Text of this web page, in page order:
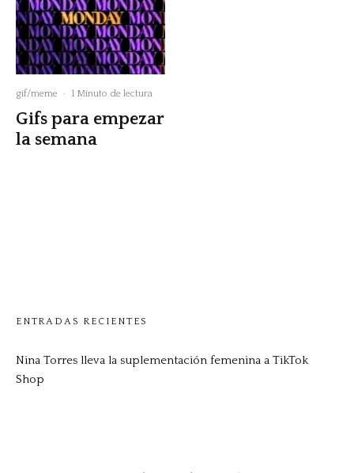
gif/meme · 1 Minuto de lectura
Gifs para empezar
la semana
ENTRADAS RECIENTES
Nina Torres lleva la suplementación femenina a TikTok
Shop